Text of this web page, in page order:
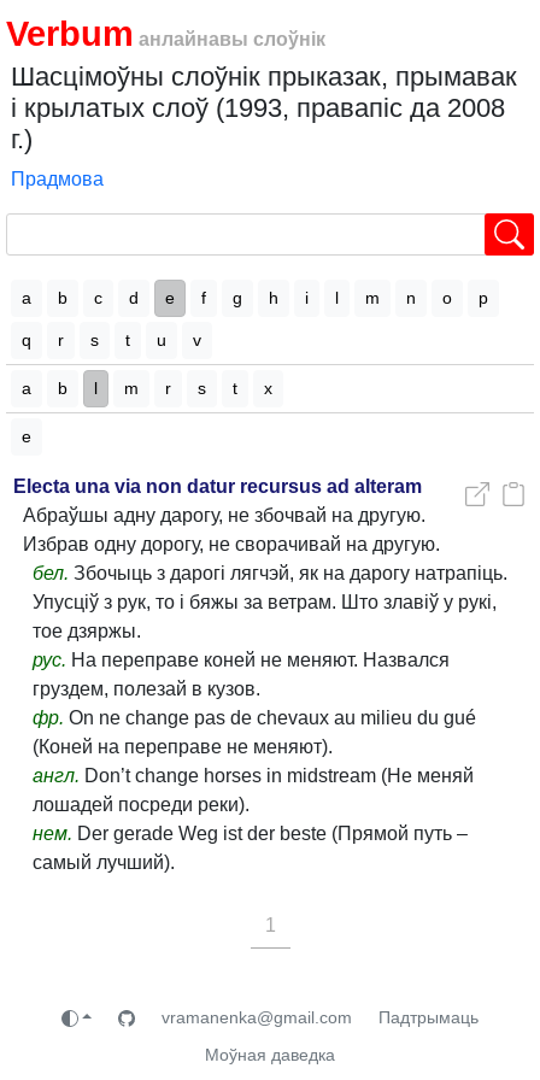
Verbum анлайнавы слоўнік
Шасцімоўны слоўнік прыказак, прымавак
і крылатых слоў (1993, правапіс да 2008
г.)
Прадмова
a b c d e f g h i l m n o p
q r s t u v
a b l m r s t x
e
Electa una via non datur recursus ad alteram
Абраўшы адну дарогу, не збочвай на другую.
Избрав одну дорогу, не сворачивай на другую.
бел. Збочыць з дарогі лягчэй, як на дарогу натрапіць.
Упусціў з рук, то і бяжы за ветрам. Што злавіў у рукі,
тое дзяржы.
рус. На переправе коней не меняют. Назвался
груздем, полезай в кузов.
фр. On ne change pas de chevaux au milieu du gué
(Коней на переправе не меняют).
англ. Don’t change horses in midstream (He меняй
лошадей посреди реки).
нем. Der gerade Weg ist der beste (Прямой путь ‒
самый лучший).
1
vramanenka@gmail.com
Падтрымаць
Моўная даведка